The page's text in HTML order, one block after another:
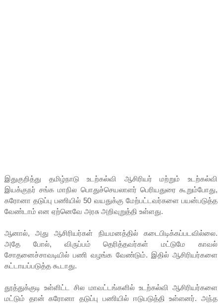
இதுகுறித்து தமிழ்நாடு உடற்கல்வி ஆசிரியர் மற்றும் உடற்கல்வி
இயக்குநர் சங்க மாநில பொதுச்செயலாளர் பெரியதுரை கூறும்போது,
கரோனா தடுப்பு பணியில் 50 வயதுக்கு மேற்பட்டவர்களை பயன்படுத்த
வேண்டாம் என ஏற்னெவே அரசு அறிவுறுத்தி உள்ளது.
ஆனால், அது ஆசிரியர்கள் நியமனத்தில் கடைபிடிக்கப்படவில்லை.
அதே போல், விருப்பம் தெரித்தவர்கள் மட்டுமே காவல்
சோதனைச்சாவடியில் பணி வழங்க வேண்டும். இதில் ஆசிரியர்களை
கட்டாயப்படுத்த கூடாது.
தூத்துக்குடி உள்ளிட்ட சில மாவட்டங்களில் உடற்கல்வி ஆசிரியர்களை
மட்டும் தான் கரோனா தடுப்பு பணியில் ஈடுபடுத்தி உள்ளனர். அந்த